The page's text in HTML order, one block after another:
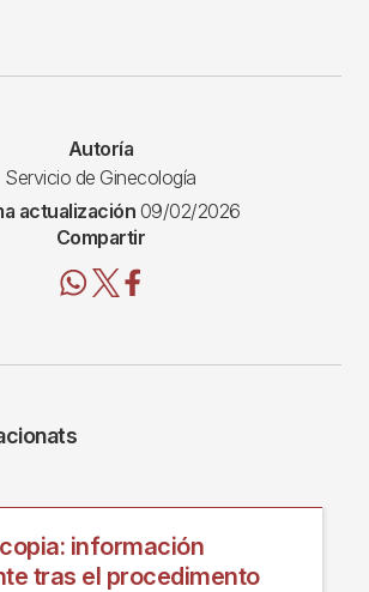
Autoría
Servicio de Ginecología
actualización 09/02/2026
Compartir
información
tras el procedimento